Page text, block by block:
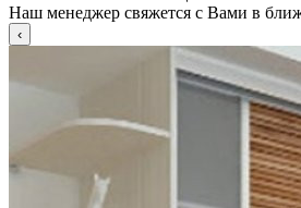
Наш менеджер свяжется с Вами в